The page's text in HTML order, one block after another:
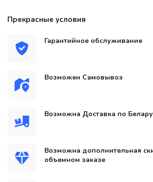
Прекрасные условия
Гарантийное обслуживание
Возможен Самовывоз
Возможна Доставка по
Возможна дополнительная
объемном заказе